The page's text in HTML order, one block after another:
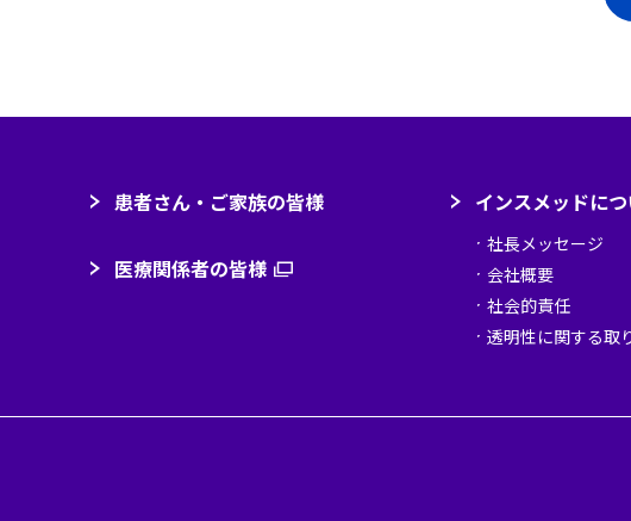
患者さん・ご家族の皆様
医療関係者の皆様 （新規ウィンドウで開きます）
インスメッドに
社長メッセージ
会社概要
社会的責任
透明性に関する取